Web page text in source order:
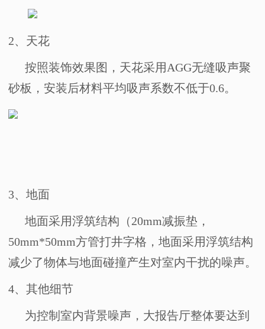
2、天花
按照装饰效果图，天花采用 AGG无缝吸声聚
砂板，安装后材料平均吸声系数不低于0.6。
3、地面
地面采用浮筑结构（20mm减振垫，
50mm*50mm方管打井字格，地面采用浮筑结构
减少了物体与地面碰撞产生对室内干扰的噪声。
4、其他细节
为控制室内背景噪声，大报告厅整体要达到